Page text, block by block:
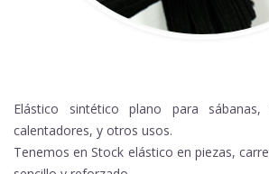
Elástico sintético plano para sábanas,
calentadores, y otros usos.
Tenemos en Stock elástico en piezas,